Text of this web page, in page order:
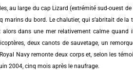
au large du cap Lizard (extrémité sud-ouest de
du bord. Le chalutier, qui s’abritait de la
dans une mer relativement calme quand
deux canots de sauvetage, un
Navy remonte deux corps et, selon les
2004, cinq mois après le naufrage.